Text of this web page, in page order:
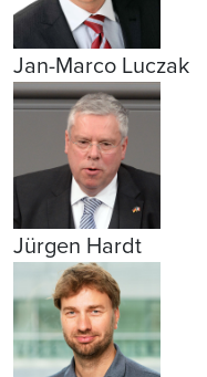
Jan-Marco Luczak
Jürgen Hardt